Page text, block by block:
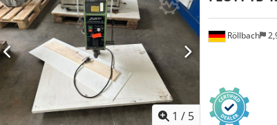
1 / 5
Röllbach